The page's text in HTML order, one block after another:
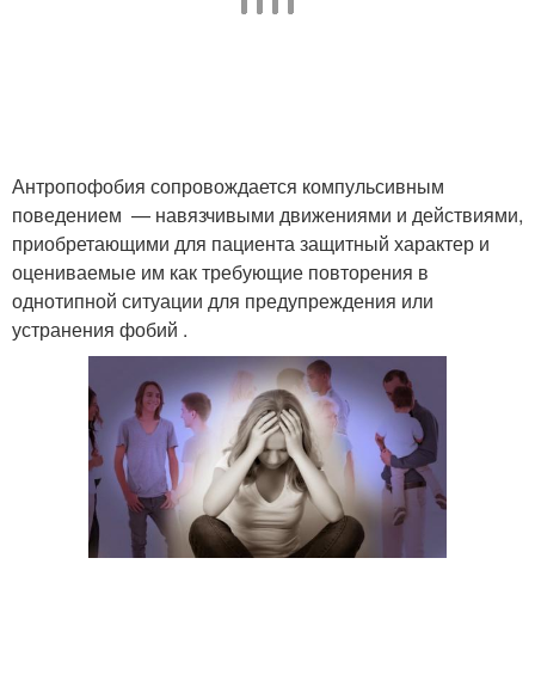
Антропофобия сопровождается компульсивным
поведением — навязчивыми движениями и действиями,
приобретающими для пациента защитный характер и
оцениваемые им как требующие повторения в
однотипной ситуации для предупреждения или
устранения фобий .